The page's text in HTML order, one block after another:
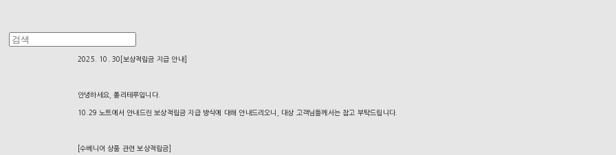
2025. 10. 30[보상적립금 지급 안내]
안녕하세요, 폴리테루입니다.
10.29 노트에서 안내드린 보상적립금 지급 방식에 대해 안내드리오니, 대상 고객님들께서는 참고 부탁드립니다.
[수베니어 상품 관련 보상적립금]